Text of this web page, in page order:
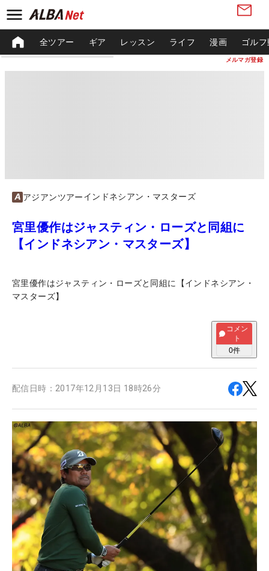
メルマガ登録
全ツアー ギア レッスン ライフ 漫画 ゴル
アジアンツアーインドネシアン・マスターズ
宮里優作はジャスティン・ローズと同組に
【インドネシアン・マスターズ】
宮里優作はジャスティン・ローズと同組に【インドネシアン・
マスターズ】
コメン
ト
0件
配信日時： 2017年12月13日 18時26分